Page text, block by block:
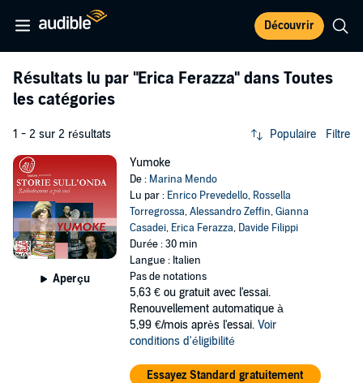
Découvrir
Résultats lu par "Erica Ferazza" dans Toutes
les catégories
1 - 2 sur 2 résultats Populaire Filtre
Aperçu
Yumoke
De : Marina Mendo
Lu par : Enrico Prevedello, Rossella
Torregrossa,Alessandro Zeffin,Gianna
Casadei, Erica Ferazza, Davide Filippi
Durée : 30 min
Langue : Italien
Pas de notations
5,63 € ou gratuit avec l'essai.
Renouvellement automatique à
5,99 €/mois après l'essai. Voir
conditions d'éligibilité
Essayez Standard gratuitement